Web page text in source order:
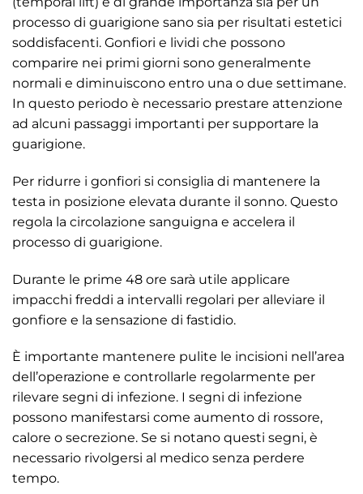
processo di guarigione sano sia per risultati estetici
soddisfacenti. Gonfiori e lividi che possono
comparire nei primi giorni sono generalmente
normali e diminuiscono entro una o due settimane.
In questo periodo è necessario prestare attenzione
ad alcuni passaggi importanti per supportare la
guarigione.
Per ridurre i gonfiori si consiglia di mantenere la
testa in posizione elevata durante il sonno. Questo
regola la circolazione sanguigna e accelera il
processo di guarigione.
Durante le prime 48 ore sarà utile applicare
impacchi freddi a intervalli regolari per alleviare il
gonfiore e la sensazione di fastidio.
È importante mantenere pulite le incisioni nell’area
dell’operazione e controllarle regolarmente per
rilevare segni di infezione. I segni di infezione
possono manifestarsi come aumento di rossore,
calore o secrezione. Se si notano questi segni, è
necessario rivolgersi al medico senza perdere
tempo.